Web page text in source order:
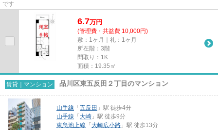
です
6.7万円
(管理費・共益費 10,000円)
敷：1ヶ月｜礼：1ヶ月
所在階：3階
間取り：1K
面積：19.35㎡
賃貸｜マンション 品川区東五反田２丁目のマンション
山手線 「 五反田 」駅 徒歩4分
山手線 「 大崎 」駅 徒歩9分
東急池上線 「 大崎広小路 」駅 徒歩13分